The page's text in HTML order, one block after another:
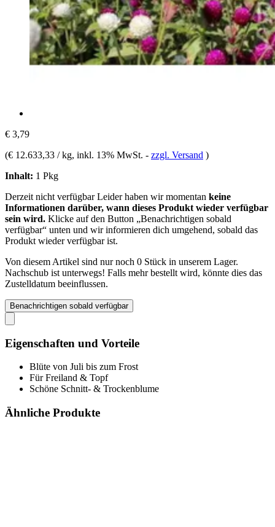
€ 3,79
(€ 12.633,33 / kg, inkl. 13% MwSt. - zzgl. Versand )
Inhalt: 1 Pkg
Derzeit nicht verfügbarLeider haben wir momentan keine
Informationen darüber, wann dieses Produkt wieder verfügbar
sein wird. Klicke auf den Button „Benachrichtigen sobald
verfügbar“ unten und wir informieren dich umgehend, sobald das
Produkt wieder verfügbar ist.
Von diesem Artikel sind nur noch 0 Stück in unserem Lager.
Nachschub ist unterwegs! Falls mehr bestellt wird, könnte dies das
Zustelldatum beeinflussen.
Benachrichtigen sobald verfügbar
Eigenschaften und Vorteile
Blüte von Juli bis zum Frost
Für Freiland & Topf
Schöne Schnitt- & Trockenblume
Ähnliche Produkte